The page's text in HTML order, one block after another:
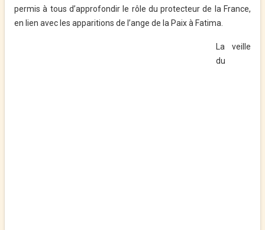
permis à tous d’approfondir le rôle du protecteur de la France,
en lien avec les apparitions de l’ange de la Paix à Fatima.
La veille
du